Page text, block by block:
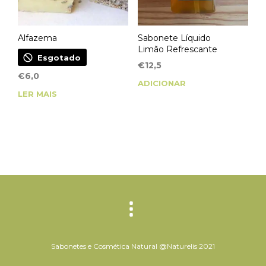
chosen
on
the
Alfazema
Esgotado
€6,0
LER MAIS
Sabonete Líquido
Limão Refrescante
€12,5
ADICIONAR
Sabonetes e Cosmética Natural @Naturelis 2021